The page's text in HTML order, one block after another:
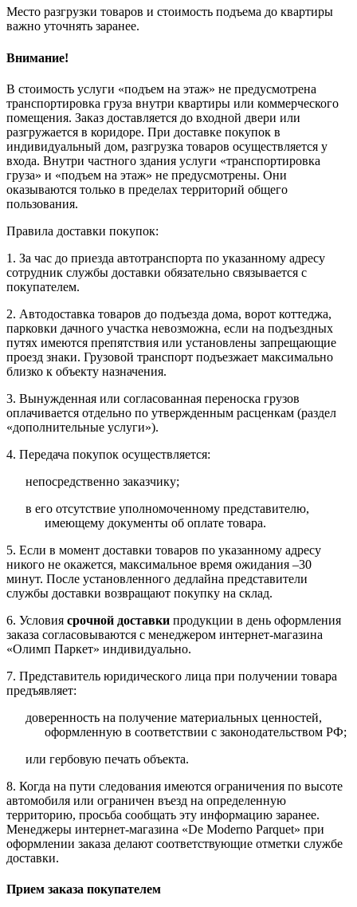
Место разгрузки товаров и стоимость подъема до квартиры
важно уточнять заранее.
Внимание!
В стоимость услуги «подъем на этаж» не предусмотрена
транспортировка груза внутри квартиры или коммерческого
помещения. Заказ доставляется до входной двери или
разгружается в коридоре. При доставке покупок в
индивидуальный дом, разгрузка товаров осуществляется у
входа. Внутри частного здания услуги «транспортировка
груза» и «подъем на этаж» не предусмотрены. Они
оказываются только в пределах территорий общего
пользования.
Правила доставки покупок:
1. За час до приезда автотранспорта по указанному адресу
сотрудник службы доставки обязательно связывается с
покупателем.
2. Автодоставка товаров до подъезда дома, ворот коттеджа,
парковки дачного участка невозможна, если на подъездных
путях имеются препятствия или установлены запрещающие
проезд знаки. Грузовой транспорт подъезжает максимально
близко к объекту назначения.
3. Вынужденная или согласованная переноска грузов
оплачивается отдельно по утвержденным расценкам (раздел
«дополнительные услуги»).
4. Передача покупок осуществляется:
непосредственно заказчику;
в его отсутствие уполномоченному представителю,
имеющему документы об оплате товара.
5. Если в момент доставки товаров по указанному адресу
никого не окажется, максимальное время ожидания –30
минут. После установленного дедлайна представители
службы доставки возвращают покупку на склад.
6. Условия срочной доставки продукции в день оформления
заказа согласовываются с менеджером интернет-магазина
«Олимп Паркет» индивидуально.
7. Представитель юридического лица при получении товара
предъявляет:
доверенность на получение материальных ценностей,
оформленную в соответствии с законодательством РФ;
или гербовую печать объекта.
8. Когда на пути следования имеются ограничения по высоте
автомобиля или ограничен въезд на определенную
территорию, просьба сообщать эту информацию заранее.
Менеджеры интернет-магазина «De Moderno Parquet» при
оформлении заказа делают соответствующие отметки службе
доставки.
Прием заказа покупателем